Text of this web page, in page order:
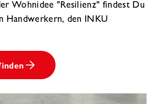
Wohnidee "Resilienz" findest Du
Handwerkern, den INKU